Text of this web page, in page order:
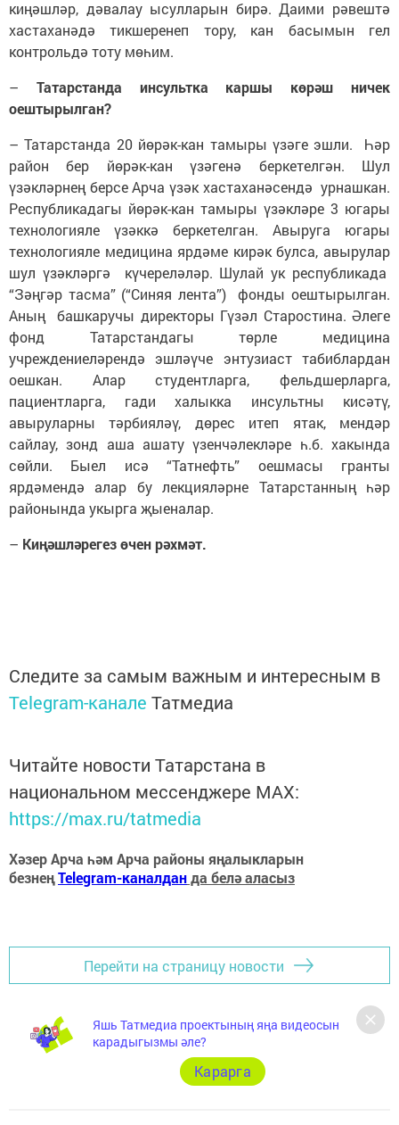
киңәшләр, дәвалау ысулларын бирә. Даими рәвештә
хастаханәдә тикшеренеп тору, кан басымын гел
контрольдә тоту мөһим.
– Татарстанда инсультка каршы көрәш ничек
оештырылган?
– Татарстанда 20 йөрәк-кан тамыры үзәге эшли. Һәр
район бер йөрәк-кан үзәгенә беркетелгән. Шул
үзәкләрнең берсе Арча үзәк хастаханәсендә урнашкан.
Республикадагы йөрәк-кан тамыры үзәкләре 3 югары
технологияле үзәккә беркетелган. Авыруга югары
технологияле медицина ярдәме кирәк булса, авырулар
шул үзәкләргә күчереләләр. Шулай ук республикада
“Зәңгәр тасма” (“Синяя лента”) фонды оештырылган.
Аның башкаручы директоры Гүзәл Старостина. Әлеге
фонд Татарстандагы төрле медицина
учреждениеләрендә эшләүче энтузиаст табиблардан
оешкан. Алар студентларга, фельдшерларга,
пациентларга, гади халыкка инсультны кисәтү,
авыруларны тәрбияләү, дөрес итеп ятак, мендәр
сайлау, зонд аша ашату үзенчәлекләре һ.б. хакында
сөйли. Быел исә “Татнефть” оешмасы гранты
ярдәмендә алар бу лекцияләрне Татарстанның һәр
районында укырга җыеналар.
– Киңәшләрегез өчен рәхмәт.
Следите за самым важным и интересным в
Telegram-канале Татмедиа
Читайте новости Татарстана в
национальном мессенджере MАХ:
https://max.ru/tatmedia
Хәзер Арча һәм Арча районы яңалыкларын
безнеңTelegram-каналданда белә аласыз
Перейти на страницу новости
Яшь Татмедиа проектының яңа видеосын
карадыгызмы әле?
Карарга